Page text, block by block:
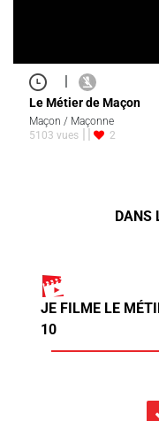
|
Le Métier de Maçon
Maçon / Maçonne
5103 vues
2
DANS
JE FILME LE
10